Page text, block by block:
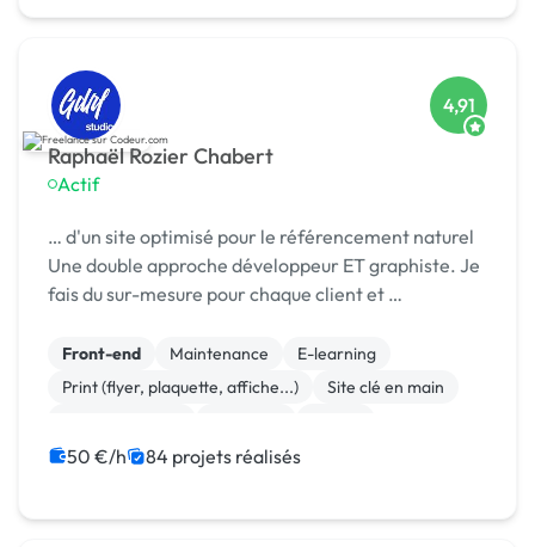
Raphaël Rozier Chabert
Actif
4,91
… d'un site optimisé pour le référencement naturel
Une double approche développeur ET graphiste. Je
fais du sur-mesure pour chaque client et …
Front-end Maintenance
E-learning
Print (flyer, plaquette, affiche...)
Site clé en main
Mise en page
Landing page
50 €/h 84 projets réalisés